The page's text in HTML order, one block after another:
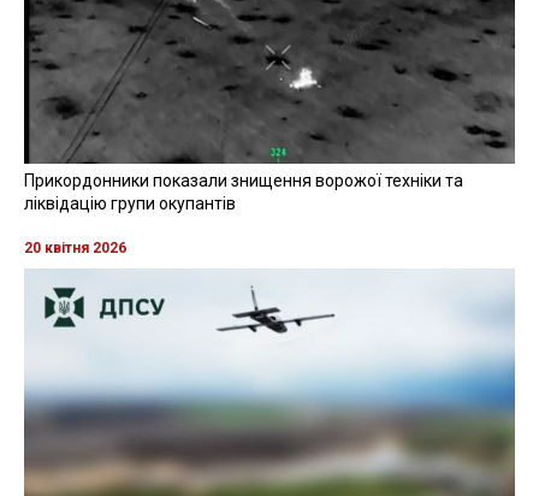
Прикордонники показали знищення ворожої техніки та
ліквідацію групи окупантів
20 квітня 2026